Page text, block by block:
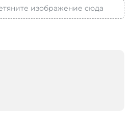
изображение сюда